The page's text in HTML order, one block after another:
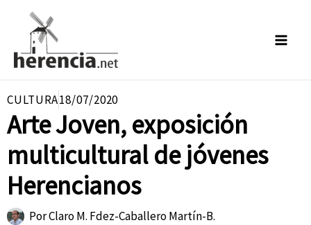
contenido
CULTURA18/07/2020
Arte Joven, exposición
multicultural de jóvenes
Herencianos
PorClaro M. Fdez-Caballero Martín-B.